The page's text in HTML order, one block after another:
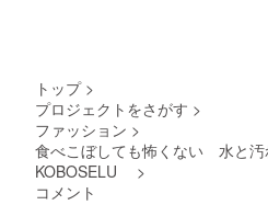
トップ >
プロジェクトをさがす >
ファッション >
食べこぼしても怖くない 水と
KOBOSELU
>
コメント